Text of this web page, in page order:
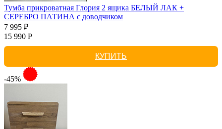
Тумба прикроватная Глория 2 ящика БЕЛЫЙ ЛАК +
СЕРЕБРО ПАТИНА с доводчиком
7 995 ₽
15 990 Р
КУПИТЬ
-45%